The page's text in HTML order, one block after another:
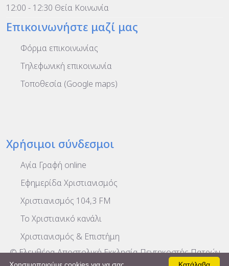
12:00 - 12:30 Θεία Κοινωνία
Επικοινωνήστε μαζί μας
Φόρμα επικοινωνίας
Τηλεφωνική επικοινωνία
Τοποθεσία (Google maps)
Χρήσιμοι σύνδεσμοι
Αγία Γραφή online
Εφημερίδα Χριστιανισμός
Χριστιανισμός 104,3 FM
To Χριστιανικό κανάλι
Χριστιανισμός & Επιστήμη
© Ελευθέρα Αποστολική Εκκλησία Πεντηκοστής Πατρών